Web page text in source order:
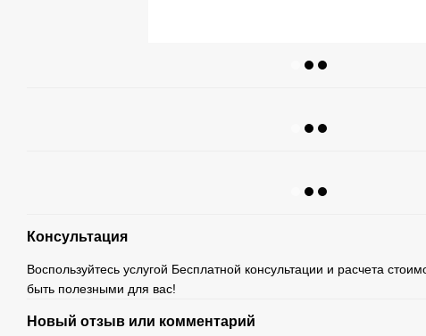
Консультация
Воспользуйтесь услугой Бесплатной консультации и расчета
быть полезными для вас!
Новый отзыв или комментарий